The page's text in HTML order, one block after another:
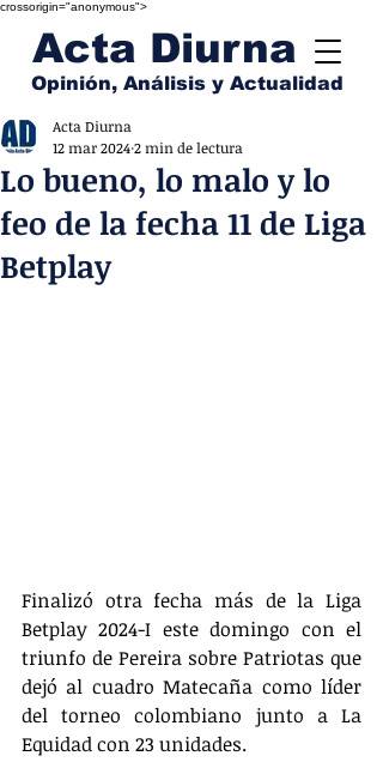
crossorigin="anonymous">
Acta Diurna
Opinión, Análisis y Actualidad
Lo bueno, lo malo y lo
feo de la fecha 11 de Liga
Betplay
Acta Diurna
12 mar 20242 min de lectura
Finalizó otra fecha más de la Liga
Betplay 2024-I este domingo con el
triunfo de Pereira sobre Patriotas que
dejó al cuadro Matecaña como líder
del torneo colombiano junto a La
Equidad con 23 unidades.